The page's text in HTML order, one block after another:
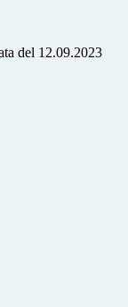
del 12.09.2023